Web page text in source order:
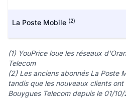
La Poste Mobile (2)
(1) YouPrice loue les réseaux
Telecom
(2) Les anciens abonnés La Poste
tandis que les nouveaux clients ont
Bouygues Telecom depuis le 01/